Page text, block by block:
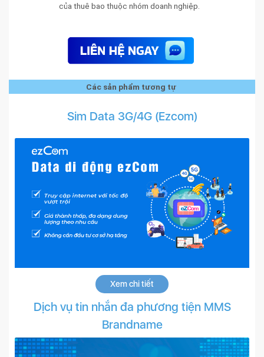
của thuê bao thuộc nhóm doanh nghiệp.
Các sản phẩm tương tự
Sim Data 3G/4G (Ezcom)
Xem chi tiết
Dịch vụ tin nhắn đa phương tiện MMS
Brandname